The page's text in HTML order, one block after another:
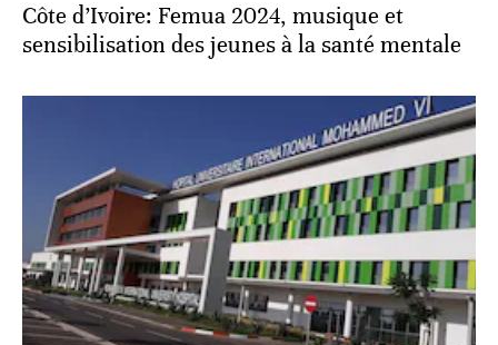
Côte d’Ivoire: Femua 2024, musique et
sensibilisation des jeunes à la santé mentale